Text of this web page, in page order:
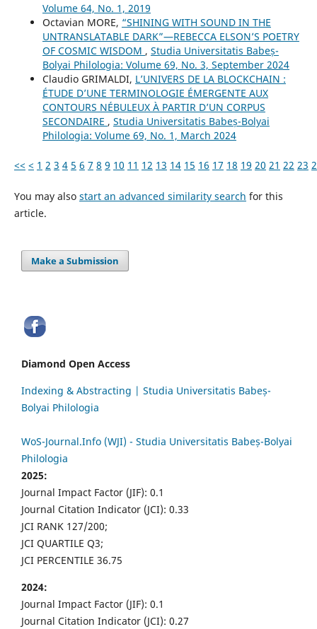
Volume 64, No. 1, 2019
Octavian MORE, “SHINING WITH SOUND IN THE
UNTRANSLATABLE DARK”—REBECCA ELSON’S POETRY
OF COSMIC WISDOM , Studia Universitatis Babeș-
Bolyai Philologia: Volume 69, No. 3, September 2024
Claudio GRIMALDI, L’UNIVERS DE LA BLOCKCHAIN :
ÉTUDE D’UNE TERMINOLOGIE ÉMERGENTE AUX
CONTOURS NÉBULEUX À PARTIR D’UN CORPUS
SECONDAIRE , Studia Universitatis Babeș-Bolyai
Philologia: Volume 69, No. 1, March 2024
<< < 1 2 3 4 5 6 7 8 9 10 11 12 13 14 15 16 17 18 19 20 21 22 23
You may also start an advanced similarity search for this
article.
Make a Submission
Diamond Open Access
Indexing & Abstracting | Studia Universitatis Babeș-
Bolyai Philologia
WoS-Journal.Info (WJI) - Studia Universitatis Babeș-Bolyai
Philologia
2025:
Journal Impact Factor (JIF): 0.1
Journal Citation Indicator (JCI): 0.33
JCI RANK 127/200;
JCI QUARTILE Q3;
JCI PERCENTILE 36.75
2024:
Journal Impact Factor (JIF): 0.1
Journal Citation Indicator (JCI): 0.27